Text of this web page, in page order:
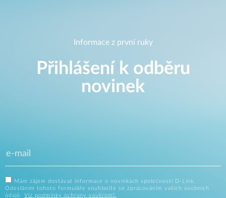
Informace z první ruky
Přihlášení k odběru
novinek
Mám zájem dostávat informace o novinkách společnosti D-Link.
Odesláním tohoto formuláře souhlasíte se zpracováním vašich osobních
údajů. Viz podmínky ochrany soukromí.